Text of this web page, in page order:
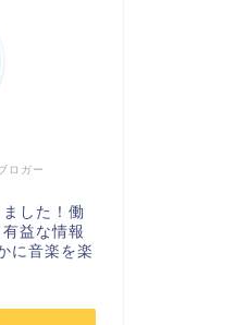
ロガー
した！働
益な情報
に音楽を楽